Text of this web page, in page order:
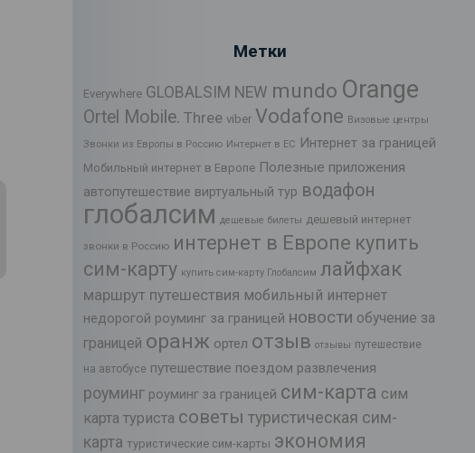
Метки
Everywhere GLOBALSIM NEW mundo Orange
Ortel Mobile. Three viber Vodafone Визовые центры
Звонки из Европы в Россию Интернет в ЕС Интернет за границей
Мобильный интернет в Европе Полезные приложения
автопутешествие виртуальный тур водафон
глобалсим дешевые билеты дешевый интернет
звонки в Россию интернет в Европе купить
сим-карту купить сим-карту Глобалсим лайфхак
маршрут путешествия мобильный интернет
недорогой роуминг за границей новости обучение за
границей оранж ортел отзыв отзывы путешествие
на автобусе путешествие поездом развлечения
роуминг роуминг за границей сим-карта сим
карта туриста советы туристическая сим-
карта туристические сим-карты экономия